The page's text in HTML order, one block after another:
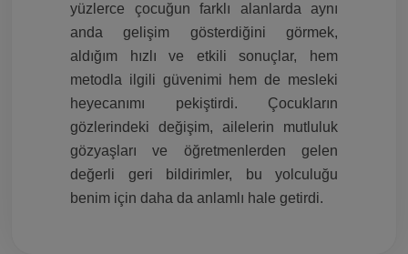
yüzlerce çocuğun farklı alanlarda aynı
anda gelişim gösterdiğini görmek,
aldığım hızlı ve etkili sonuçlar, hem
metodla ilgili güvenimi hem de mesleki
heyecanımı pekiştirdi. Çocukların
gözlerindeki değişim, ailelerin mutluluk
gözyaşları ve öğretmenlerden gelen
değerli geri bildirimler, bu yolculuğu
benim için daha da anlamlı hale getirdi.